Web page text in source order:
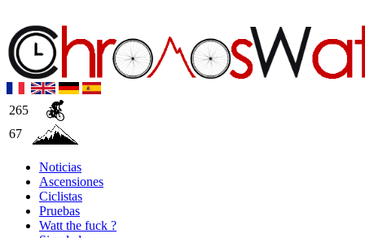
265
67
Noticias
Ascensiones
Ciclistas
Pruebas
Watt the fuck ?